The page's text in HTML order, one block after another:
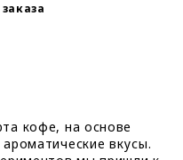
кофе, на основе
вкусы.